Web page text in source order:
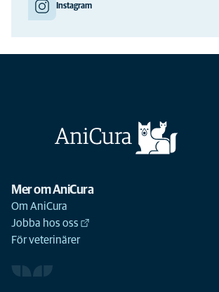
Instagram
Mer om AniCura
Om AniCura
Jobba hos oss
För veterinärer